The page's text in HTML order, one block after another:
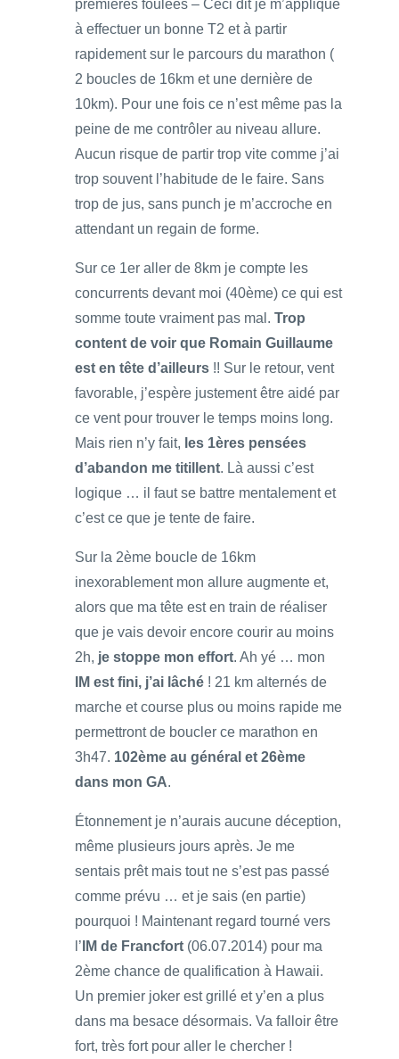
premières foulées – Ceci dit je m’applique
à effectuer un bonne T2 et à partir
rapidement sur le parcours du marathon (
2 boucles de 16km et une dernière de
10km). Pour une fois ce n’est même pas la
peine de me contrôler au niveau allure.
Aucun risque de partir trop vite comme j’ai
trop souvent l’habitude de le faire. Sans
trop de jus, sans punch je m’accroche en
attendant un regain de forme.
Sur ce 1er aller de 8km je compte les
concurrents devant moi (40ème) ce qui est
somme toute vraiment pas mal. Trop
content de voir que Romain Guillaume
est en tête d’ailleurs !! Sur le retour, vent
favorable, j’espère justement être aidé par
ce vent pour trouver le temps moins long.
Mais rien n’y fait, les 1ères pensées
d’abandon me titillent. Là aussi c’est
logique … il faut se battre mentalement et
c’est ce que je tente de faire.
Sur la 2ème boucle de 16km
inexorablement mon allure augmente et,
alors que ma tête est en train de réaliser
que je vais devoir encore courir au moins
2h, je stoppe mon effort. Ah yé … mon
IM est fini, j’ai lâché ! 21 km alternés de
marche et course plus ou moins rapide me
permettront de boucler ce marathon en
3h47. 102ème au général et 26ème
dans mon GA.
Étonnement je n’aurais aucune déception,
même plusieurs jours après. Je me
sentais prêt mais tout ne s’est pas passé
comme prévu … et je sais (en partie)
pourquoi ! Maintenant regard tourné vers
l’ IM de Francfort (06.07.2014) pour ma
2ème chance de qualification à Hawaii.
Un premier joker est grillé et y’en a plus
dans ma besace désormais. Va falloir être
fort, très fort pour aller le chercher !